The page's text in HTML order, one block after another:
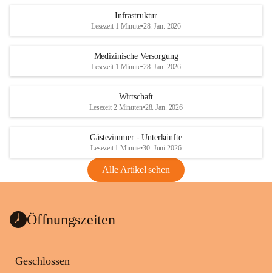
Infrastruktur
Lesezeit 1 Minute•28. Jan. 2026
Medizinische Versorgung
Lesezeit 1 Minute•28. Jan. 2026
Wirtschaft
Lesezeit 2 Minuten•28. Jan. 2026
Gästezimmer - Unterkünfte
Lesezeit 1 Minute•30. Juni 2026
Alle Artikel sehen
Öffnungszeiten
Geschlossen